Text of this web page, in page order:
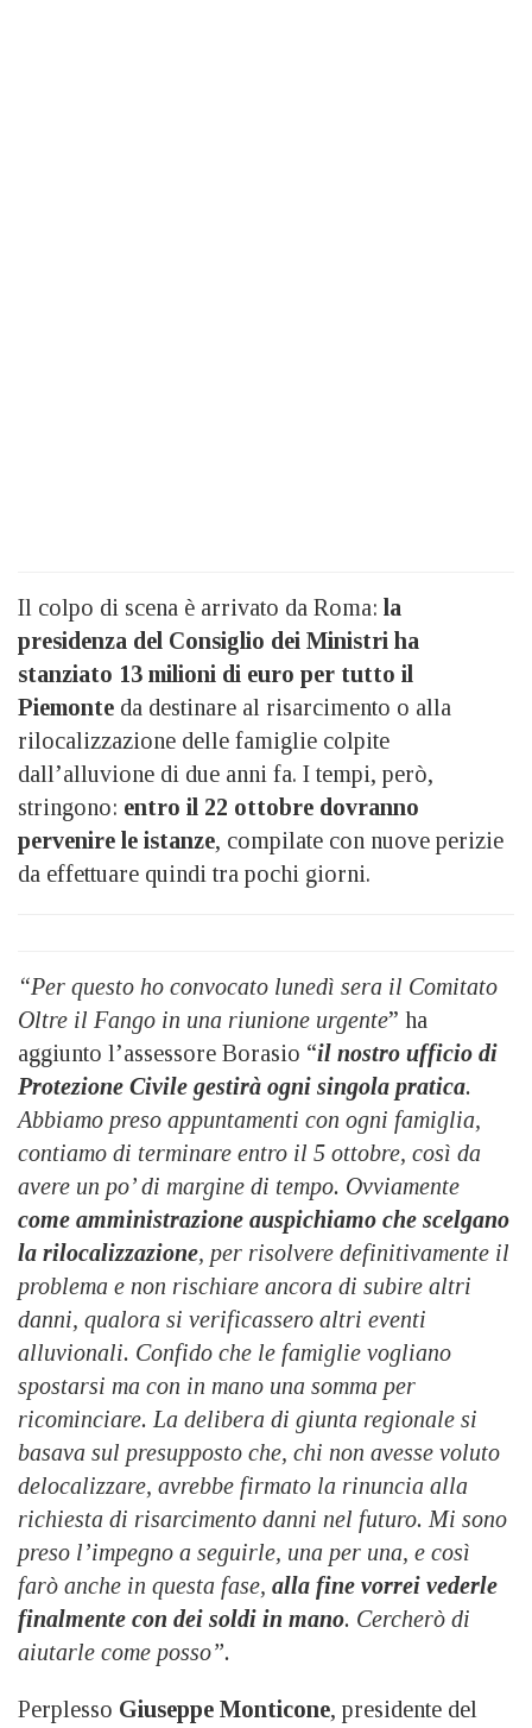
Il colpo di scena è arrivato da Roma: la
presidenza del Consiglio dei Ministri ha
stanziato 13 milioni di euro per tutto il
Piemonte da destinare al risarcimento o alla
rilocalizzazione delle famiglie colpite
dall’alluvione di due anni fa. I tempi, però,
stringono: entro il 22 ottobre dovranno
pervenire le istanze, compilate con nuove perizie
da effettuare quindi tra pochi giorni.
“Per questo ho convocato lunedì sera il Comitato
Oltre il Fango in una riunione urgente” ha
aggiunto l’assessore Borasio “il nostro ufficio di
Protezione Civile gestirà ogni singola pratica.
Abbiamo preso appuntamenti con ogni famiglia,
contiamo di terminare entro il 5 ottobre, così da
avere un po’ di margine di tempo. Ovviamente
come amministrazione auspichiamo che scelgano
la rilocalizzazione, per risolvere definitivamente il
problema e non rischiare ancora di subire altri
danni, qualora si verificassero altri eventi
alluvionali. Confido che le famiglie vogliano
spostarsi ma con in mano una somma per
ricominciare. La delibera di giunta regionale si
basava sul presupposto che, chi non avesse voluto
delocalizzare, avrebbe firmato la rinuncia alla
richiesta di risarcimento danni nel futuro. Mi sono
preso l’impegno a seguirle, una per una, e così
farò anche in questa fase, alla fine vorrei vederle
finalmente con dei soldi in mano. Cercherò di
aiutarle come posso”.
Perplesso Giuseppe Monticone, presidente del